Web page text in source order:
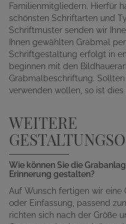
Familienmitgliedern. Hierfür
schönsten Schriftarten und
Schriftmuster senden wir
Ihnen gewählten Grabmal
Schriftgestaltung erfolgt in
beginnen mit den
Grabmalbeschriftung.
verwenden wollen, so ist
WEITERE
Wie können Sie die
Erinnerung gestalten?
Auf Wunsch fertigen wir eine
oder Einfassung, passend
richten sich nach der Größe